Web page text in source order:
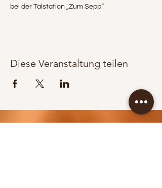
bei der Talstation „Zum Sepp“
Diese Veranstaltung teilen